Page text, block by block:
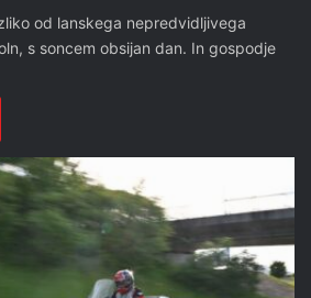
od lanskega nepredvidljivega
s soncem obsijan dan. In gospodje